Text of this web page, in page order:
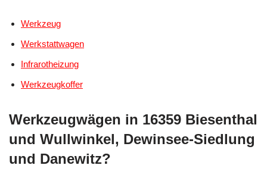
Werkzeug
Werkstattwagen
Infrarotheizung
Werkzeugkoffer
Werkzeugwägen in 16359 Biesenthal
und Wullwinkel, Dewinsee-Siedlung
und Danewitz?